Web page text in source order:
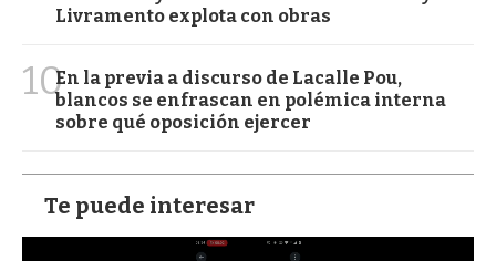
Livramento explota con obras
10En la previa a discurso de Lacalle Pou,
blancos se enfrascan en polémica interna
sobre qué oposición ejercer
Te puede interesar